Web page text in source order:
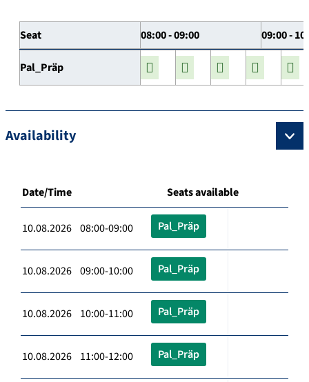
Seat 08:00 - 09:00 09:00 -
Pal_Präp
Availability
Date/Time Seats available
10.08.2026 08:00-09:00 Pal_Präp
10.08.2026 09:00-10:00 Pal_Präp
10.08.2026 10:00-11:00 Pal_Präp
10.08.2026 11:00-12:00 Pal_Präp